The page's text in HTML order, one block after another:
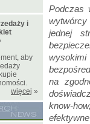
Podczas
wytwórcy
jednej
wysokimi
na
know-
i
aby
więcej »